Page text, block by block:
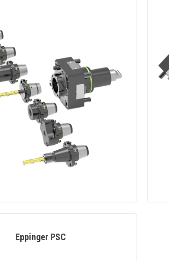
Eppinger PSC